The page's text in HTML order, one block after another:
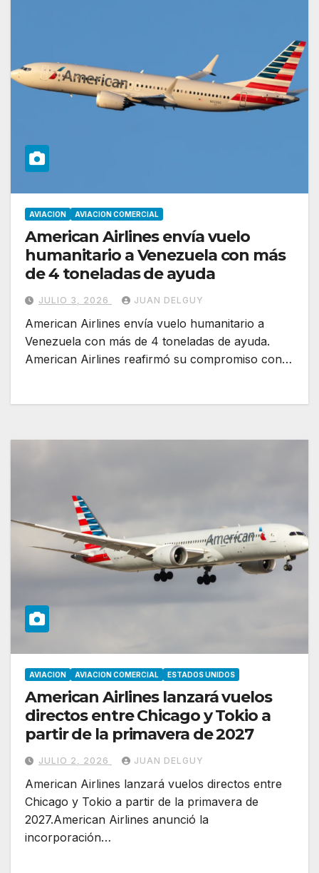
AVIACION AVIACION COMERCIAL
American Airlines envía vuelo
humanitario a Venezuela con más
de 4 toneladas de ayuda
JULIO 3, 2026 JUAN DELGUY
American Airlines envía vuelo humanitario a
Venezuela con más de 4 toneladas de ayuda.
American Airlines reafirmó su compromiso con…
AVIACION AVIACION COMERCIAL ESTADOS UNIDOS
American Airlines lanzará vuelos
directos entre Chicago y Tokio a
partir de la primavera de 2027
JULIO 2, 2026 JUAN DELGUY
American Airlines lanzará vuelos directos entre
Chicago y Tokio a partir de la primavera de
2027.American Airlines anunció la
incorporación…